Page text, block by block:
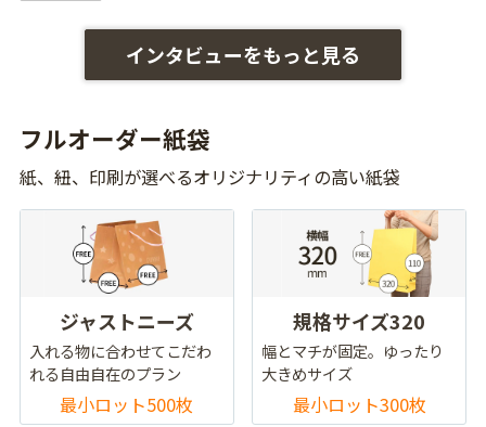
インタビューをもっと見る
フルオーダー紙袋
紙、紐、印刷が選べるオリジナリティの高い紙袋
ジャストニーズ
入れる物に合わせてこだわ
れる自由自在のプラン
最小ロット500枚
規格サイズ320
幅とマチが固定。ゆったり
大きめサイズ
最小ロット300枚